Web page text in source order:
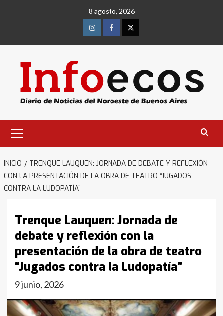
8 agosto, 2026
InstagramFacebookTwitter
primario
INICIO
TRENQUE LAUQUEN: JORNADA DE DEBATE Y REFLEXIÓN
CON LA PRESENTACIÓN DE LA OBRA DE TEATRO “JUGADOS
CONTRA LA LUDOPATÍA”
Trenque Lauquen: Jornada de
debate y reflexión con la
presentación de la obra de teatro
“Jugados contra la Ludopatía”
9 junio, 2026